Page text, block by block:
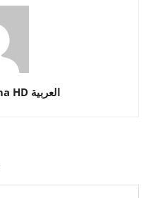
Turkish Drama HD العربية